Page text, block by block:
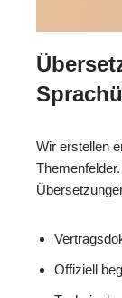
Wir erstellen
Offiziell